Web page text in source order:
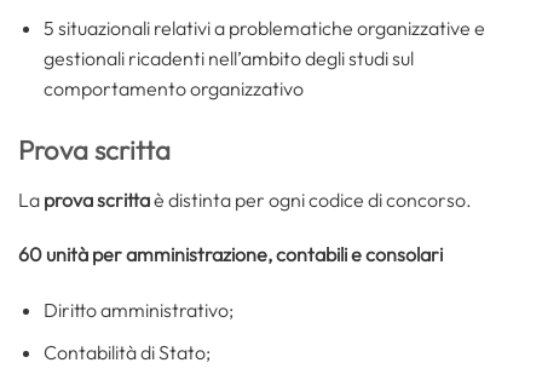
5 situazionali relativi a problematiche organizzative e
gestionali ricadenti nell’ambito degli studi sul
comportamento organizzativo
Prova scritta
La prova scrittaè distinta per ogni codice di concorso.
60 unità per amministrazione, contabili e consolari
Diritto amministrativo;
Contabilità di Stato;